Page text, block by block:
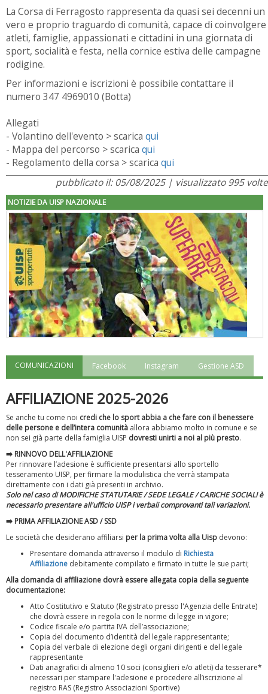
La Corsa di Ferragosto rappresenta da quasi sei decenni un
vero e proprio traguardo di comunità, capace di coinvolgere
atleti, famiglie, appassionati e cittadini in una giornata di
sport, socialità e festa, nella cornice estiva delle campagne
rodigine.
Per informazioni e iscrizioni è possibile contattare il
numero 347 4969010 (Botta)
Allegati
- Volantino dell'evento > scarica qui
- Mappa del percorso > scarica qui
- Regolamento della corsa > scarica qui
pubblicato il: 05/08/2025 | visualizzato 995 volte
NOTIZIE DA UISP NAZIONALE
"Superare gli ostacoli": la relazione di Tiziano Pesce al CN Uisp
Luglio 2026: "Pensando con i piedi, si possono fare le
rivoluzioni"
COMUNICAZIONI Facebook Instagram Gestione ASD
AFFILIAZIONE 2025-2026
Se anche tu come noi credi che lo sport abbia a che fare con il benessere
delle persone e dell’intera comunità allora abbiamo molto in comune e se
non sei già parte della famiglia UISP dovresti unirti a noi al più presto.
➡️ RINNOVO DELL'AFFILIAZIONE
Per rinnovare l’adesione è sufficiente presentarsi allo sportello
tesseramento UISP, per firmare la modulistica che verrà stampata
direttamente con i dati già presenti in archivio.
Solo nel caso di MODIFICHE STATUTARIE / SEDE LEGALE / CARICHE SOCIALI è
necessario presentare all'ufficio UISP i verbali comprovanti tali variazioni.
➡️ PRIMA AFFILIAZIONE ASD / SSD
Le società che desiderano affiliarsi per la prima volta alla Uisp devono:
Presentare domanda attraverso il modulo di Richiesta
Affiliazione debitamente compilato e firmato in tutte le sue parti;
Alla domanda di affiliazione dovrà essere allegata copia della seguente
documentazione:
Atto Costitutivo e Statuto (Registrato presso l'Agenzia delle Entrate)
che dovrà essere in regola con le norme di legge in vigore;
Codice fiscale e/o partita IVA dell’associazione;
Copia del documento d’identità del legale rappresentante;
Copia del verbale di elezione degli organi dirigenti e del legale
rappresentante
Dati anagrafici di almeno 10 soci (consiglieri e/o atleti) da tesserare*
necessari per stampare l'adesione e procedere all’iscrizione al
registro RAS (Registro Associazioni Sportive)